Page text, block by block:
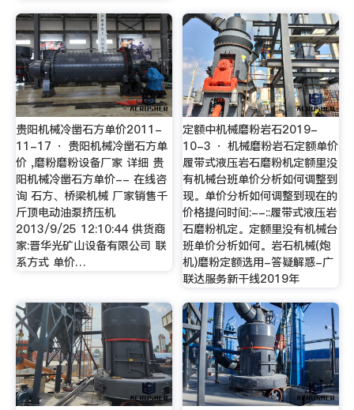
贵阳机械冷凿石方单价2011-
11-17 · 贵阳机械冷凿石方单
价 ,磨粉磨粉设备厂家 详细 贵
阳机械冷凿石方单价-- 在线咨
询 石方、桥梁机械 厂家销售千
斤顶电动油泵挤压机
2013/9/25 12:10:44 供货商
家:晋华光矿山设备有限公司 联
系方式 单价…
定额中机械磨粉岩石2019-
10-3 · 机械磨粉岩石定额单价
履带式液压岩石磨粉机定额里没
有机械台班单价分析如何调整到
现。单价分析如何调整到现在的
价格提问时间:--::履带式液压岩
石磨粉机定。定额里没有机械台
班单价分析如何。岩石机械(炮
机)磨粉定额选用-答疑解惑-广
联达服务新干线2019年